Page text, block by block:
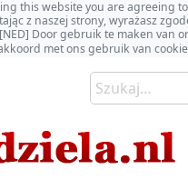
this website you are agreeing
z naszej strony, wyrażasz
Door gebruik te maken van
met ons gebruik van